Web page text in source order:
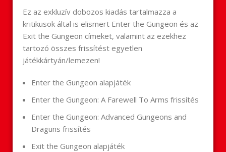
Ez az exkluzív dobozos kiadás tartalmazza a
kritikusok által is elismert Enter the Gungeon és az
Exit the Gungeon címeket, valamint az ezekhez
tartozó összes frissítést egyetlen
játékkártyán/lemezen!
Enter the Gungeon alapjáték
Enter the Gungeon: A Farewell To Arms frissítés
Enter the Gungeon: Advanced Gungeons and
Draguns frissítés
Exit the Gungeon alapjáték